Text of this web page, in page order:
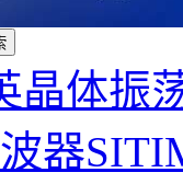
晶体振
器